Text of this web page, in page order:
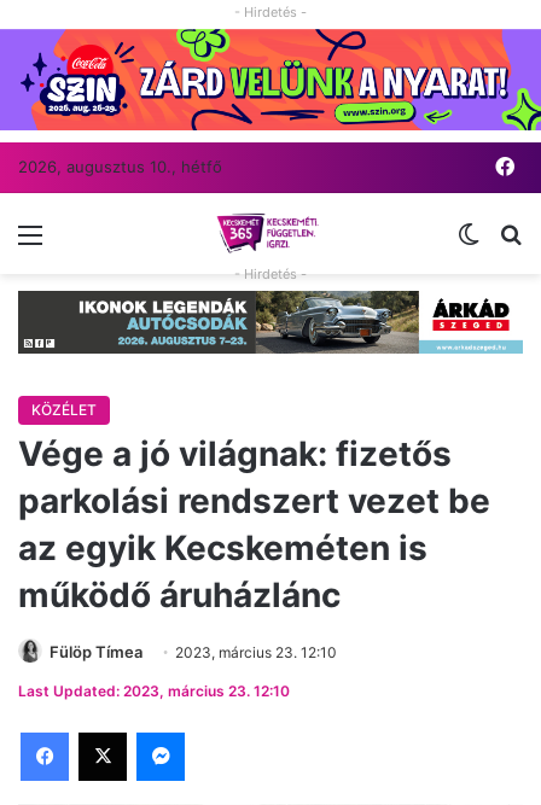
- Hirdetés -
2026, augusztus 10., hétfő
Menü
- Hirdetés -
KÖZÉLET
Vége a jó világnak: fizetős
parkolási rendszert vezet be
az egyik Kecskeméten is
működő áruházlánc
Fülöp Tímea 2023, március 23. 12:10
Last Updated: 2023, március 23. 12:10
Facebook
X Messenger